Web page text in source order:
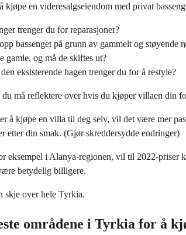
kjøpe en videresalgseiendom med privat
trenger du for reparasjoner?
bassenget på grunn av gammelt og støyende
gamle, og må de skiftes ut?
eksisterende hagen trenger du for å restyle?
du må reflektere over hvis du kjøper villaen din
å kjøpe en villa til deg selv, vil det være mer
etter din smak. (Gjør skreddersydde endringer)
eksempel i Alanya-regionen, vil til 2022-priser
betydelig billigere.
skje over hele Tyrkia.
områdene i Tyrkia for å